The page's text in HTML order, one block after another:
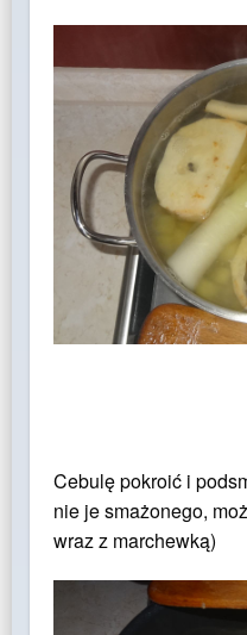
Cebulę pokroić i
nie je smażonego,
wraz z marchewką)